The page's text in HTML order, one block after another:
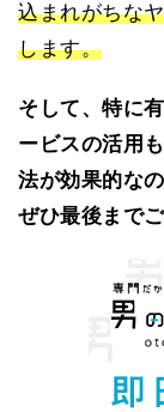
込まれがちな
します。
そして、特に
ービスの活用
法が効果的な
ぜひ最後まで